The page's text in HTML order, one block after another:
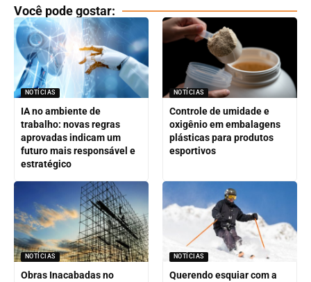
Você pode gostar:
NOTÍCIAS
IA no ambiente de
trabalho: novas regras
aprovadas indicam um
futuro mais responsável e
estratégico
NOTÍCIAS
Controle de umidade e
oxigênio em embalagens
plásticas para produtos
esportivos
NOTÍCIAS
Obras Inacabadas no
NOTÍCIAS
Querendo esquiar com a